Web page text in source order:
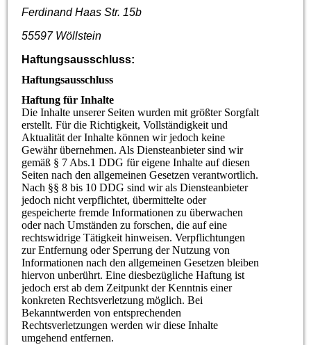
Ferdinand Haas Str. 15b
55597 Wöllstein
Haftungsausschluss:
Haftungsausschluss
Haftung für Inhalte
Die Inhalte unserer Seiten wurden mit größter Sorgfalt
erstellt. Für die Richtigkeit, Vollständigkeit und
Aktualität der Inhalte können wir jedoch keine
Gewähr übernehmen. Als Diensteanbieter sind wir
gemäß § 7 Abs.1 DDG für eigene Inhalte auf diesen
Seiten nach den allgemeinen Gesetzen verantwortlich.
Nach §§ 8 bis 10 DDG sind wir als Diensteanbieter
jedoch nicht verpflichtet, übermittelte oder
gespeicherte fremde Informationen zu überwachen
oder nach Umständen zu forschen, die auf eine
rechtswidrige Tätigkeit hinweisen. Verpflichtungen
zur Entfernung oder Sperrung der Nutzung von
Informationen nach den allgemeinen Gesetzen bleiben
hiervon unberührt. Eine diesbezügliche Haftung ist
jedoch erst ab dem Zeitpunkt der Kenntnis einer
konkreten Rechtsverletzung möglich. Bei
Bekanntwerden von entsprechenden
Rechtsverletzungen werden wir diese Inhalte
umgehend entfernen.